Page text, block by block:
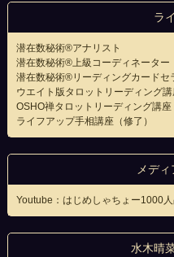
ラ
潜在数秘術®アナリスト
潜在数秘術®上級コーディネーター
潜在数秘術®リーディングカードセ
ウエイト版タロットリーディング講
OSHO禅タロットリーディング講座
ライフアップ手相講座（修了）
メデ
Youtube：はじめしゃちょー1000人
水木晴